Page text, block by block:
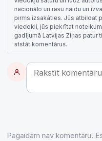
nacionālo un rasu naidu un
pirms izsakāties. Jūs atbildat
viedokli, jūs piekrītat
gadījumā Latvijas Ziņas
atstāt komentārus.
Pagaidām nav komentāru.